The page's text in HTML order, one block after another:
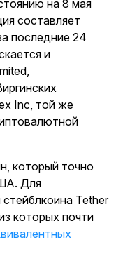
на 8 мая
составляет
последние 24
и
Inc, той же
который точно
Для
Tether
которых почти